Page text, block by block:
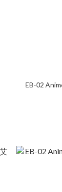
EB-02